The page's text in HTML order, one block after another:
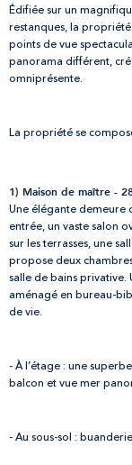
Édifiée sur un
restanques, la
points de vue
panorama différent,
omniprésente.
La propriété se
1) Maison de maître -
Une élégante demeure
entrée, un vaste salon
sur les terrasses, une
propose deux
salle de bains privative.
aménagé en bureau-
de vie.
- À l’étage : une
balcon et vue mer
- Au sous-sol :